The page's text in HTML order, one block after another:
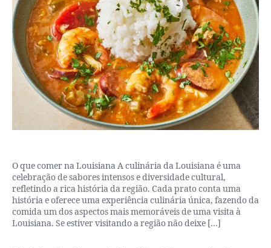
O que comer na Louisiana A culinária da Louisiana é uma
celebração de sabores intensos e diversidade cultural,
refletindo a rica história da região. Cada prato conta uma
história e oferece uma experiência culinária única, fazendo da
comida um dos aspectos mais memoráveis de uma visita à
Louisiana. Se estiver visitando a região não deixe […]